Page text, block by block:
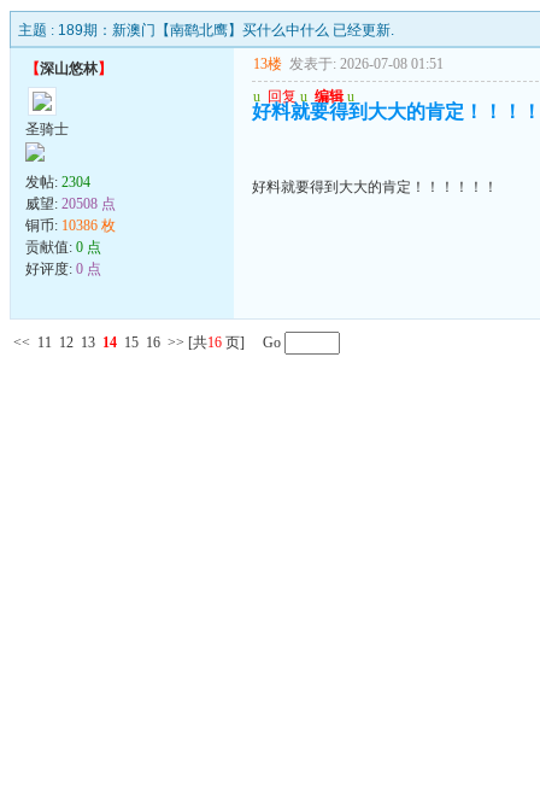
主题 : 189期：新澳门【南鹞北鹰】买什么中什么 已经更新.
【深山悠林】
圣骑士
发帖: 2304
威望: 20508 点
铜币: 10386 枚
贡献值: 0 点
好评度: 0 点
13楼 发表于: 2026-07-08 01:51
u 回复 u 编辑 u
好料就要得到大大的肯定！！！
好料就要得到大大的肯定！！！！！！
<< 11 12 13 14 15 16 >> [共16 页] Go